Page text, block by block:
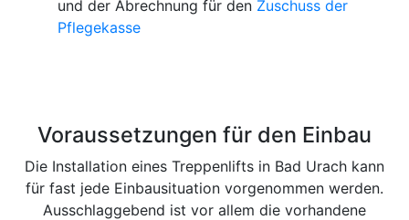
und der Abrechnung für den Zuschuss der
Pflegekasse
Voraussetzungen für den Einbau
Die Installation eines Treppenlifts in Bad Urach kann
für fast jede Einbausituation vorgenommen werden.
Ausschlaggebend ist vor allem die vorhandene